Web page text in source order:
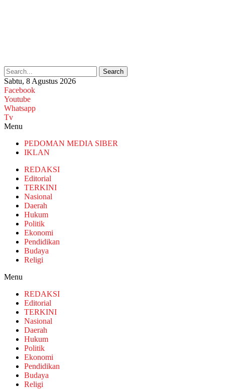
Search
Sabtu, 8 Agustus 2026
Facebook
Youtube
Whatsapp
Tv
Menu
PEDOMAN MEDIA SIBER
IKLAN
REDAKSI
Editorial
TERKINI
Nasional
Daerah
Hukum
Politik
Ekonomi
Pendidikan
Budaya
Religi
Menu
REDAKSI
Editorial
TERKINI
Nasional
Daerah
Hukum
Politik
Ekonomi
Pendidikan
Budaya
Religi